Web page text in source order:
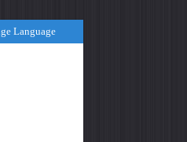
Language